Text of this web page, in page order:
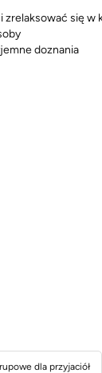
się w
doznania
dla przyjaciół